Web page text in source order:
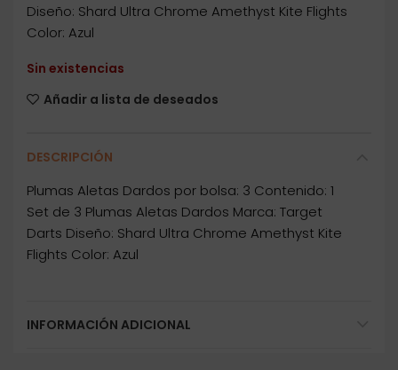
Diseño: Shard Ultra Chrome Amethyst Kite Flights
Color: Azul
Sin existencias
Añadir a lista de deseados
DESCRIPCIÓN
Plumas Aletas Dardos por bolsa: 3 Contenido: 1
Set de 3 Plumas Aletas Dardos Marca: Target
Darts Diseño: Shard Ultra Chrome Amethyst Kite
Flights Color: Azul
INFORMACIÓN ADICIONAL